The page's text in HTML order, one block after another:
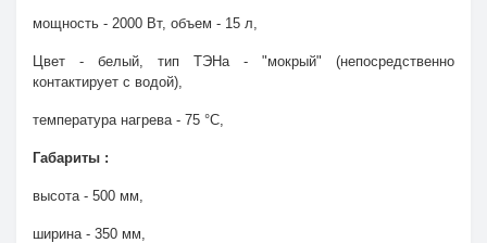
мощность - 2000 Вт, объем - 15 л,
Цвет - белый, тип ТЭНа - "мокрый" (непосредственно
контактирует с водой),
температура нагрева - 75 °С,
Габариты :
высота - 500 мм,
ширина - 350 мм,